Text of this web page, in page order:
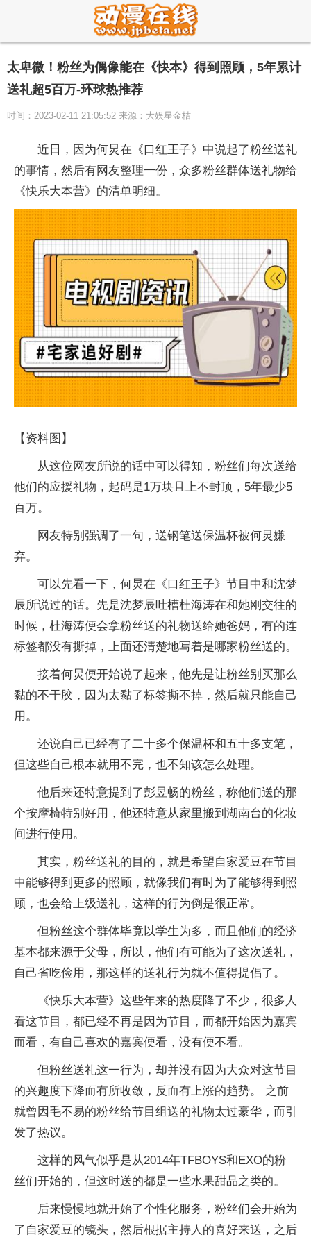
太卑微！粉丝为偶像能在《快本》得到照顾，5年累计
送礼超5百万-环球热推荐
时间：2023-02-11 21:05:52 来源：大娱星金桔
近日，因为何炅在《口红王子》中说起了粉丝送礼
的事情，然后有网友整理一份，众多粉丝群体送礼物给
《快乐大本营》的清单明细。
【资料图】
从这位网友所说的话中可以得知，粉丝们每次送给
他们的应援礼物，起码是1万块且上不封顶，5年最少5
百万。
网友特别强调了一句，送钢笔送保温杯被何炅嫌
弃。
可以先看一下，何炅在《口红王子》节目中和沈梦
辰所说过的话。先是沈梦辰吐槽杜海涛在和她刚交往的
时候，杜海涛便会拿粉丝送的礼物送给她爸妈，有的连
标签都没有撕掉，上面还清楚地写着是哪家粉丝送的。
接着何炅便开始说了起来，他先是让粉丝别买那么
黏的不干胶，因为太黏了标签撕不掉，然后就只能自己
用。
还说自己已经有了二十多个保温杯和五十多支笔，
但这些自己根本就用不完，也不知该怎么处理。
他后来还特意提到了彭昱畅的粉丝，称他们送的那
个按摩椅特别好用，他还特意从家里搬到湖南台的化妆
间进行使用。
其实，粉丝送礼的目的，就是希望自家爱豆在节目
中能够得到更多的照顾，就像我们有时为了能够得到照
顾，也会给上级送礼，这样的行为倒是很正常。
但粉丝这个群体毕竟以学生为多，而且他们的经济
基本都来源于父母，所以，他们有可能为了这次送礼，
自己省吃俭用，那这样的送礼行为就不值得提倡了。
《快乐大本营》这些年来的热度降了不少，很多人
看这节目，都已经不再是因为节目，而都开始因为嘉宾
而看，有自己喜欢的嘉宾便看，没有便不看。
但粉丝送礼这一行为，却并没有因为大众对这节目
的兴趣度下降而有所收敛，反而有上涨的趋势。 之前
就曾因毛不易的粉丝给节目组送的礼物太过豪华，而引
发了热议。
这样的风气似乎是从2014年TFBOYS和EXO的粉
丝们开始的，但这时送的都是一些水果甜品之类的。
后来慢慢地就开始了个性化服务，粉丝们会开始为
了自家爱豆的镜头，然后根据主持人的喜好来送，之后